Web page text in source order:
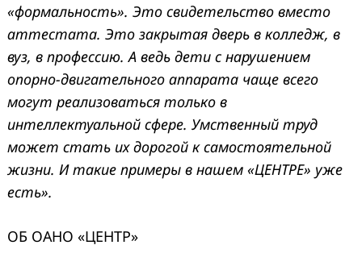
«формальность». Это свидетельство вместо
аттестата. Это закрытая дверь в колледж, в
вуз, в профессию. А ведь дети с нарушением
опорно-двигательного аппарата чаще всего
могут реализоваться только в
интеллектуальной сфере. Умственный труд
может стать их дорогой к самостоятельной
жизни. И такие примеры в нашем «ЦЕНТРЕ» уже
есть».
ОБ ОАНО «ЦЕНТР»